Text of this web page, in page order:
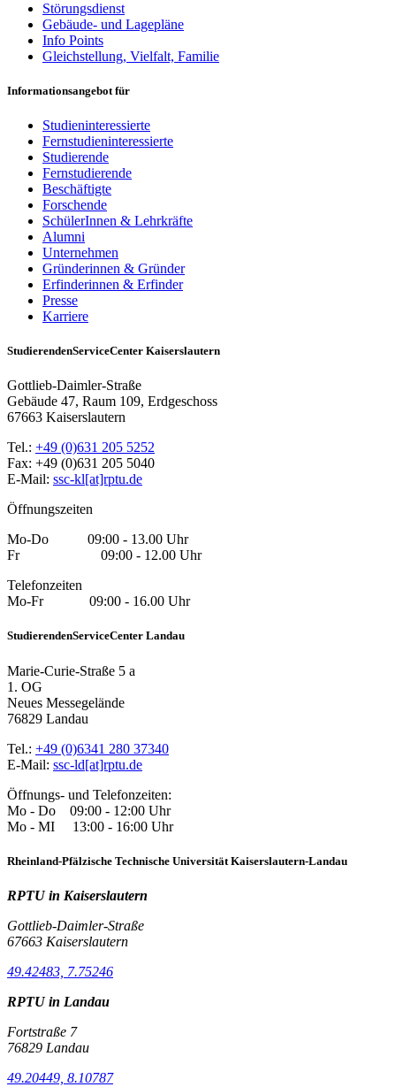
Störungsdienst
Gebäude- und Lagepläne
Info Points
Gleichstellung, Vielfalt, Familie
Informationsangebot für
Studieninteressierte
Fernstudieninteressierte
Studierende
Fernstudierende
Beschäftigte
Forschende
SchülerInnen & Lehrkräfte
Alumni
Unternehmen
Gründerinnen & Gründer
Erfinderinnen & Erfinder
Presse
Karriere
StudierendenServiceCenter Kaiserslautern
Gottlieb-Daimler-Straße
Gebäude 47, Raum 109, Erdgeschoss
67663 Kaiserslautern
Tel.: +49 (0)631 205 5252
Fax: +49 (0)631 205 5040
E-Mail: ssc-kl[at]rptu.de
Öffnungszeiten
Mo-Do 09:00 - 13.00 Uhr
Fr 09:00 - 12.00 Uhr
Telefonzeiten
Mo-Fr 09:00 - 16.00 Uhr
StudierendenServiceCenter Landau
Marie-Curie-Straße 5 a
1. OG
Neues Messegelände
76829 Landau
Tel.: +49 (0)6341 280 37340
E-Mail: ssc-ld[at]rptu.de
Öffnungs- und Telefonzeiten:
Mo - Do 09:00 - 12:00 Uhr
Mo - MI 13:00 - 16:00 Uhr
Rheinland-Pfälzische Technische Universität Kaiserslautern-Landau
RPTU in Kaiserslautern
Gottlieb-Daimler-Straße
67663 Kaiserslautern
49.42483, 7.75246
RPTU in Landau
Fortstraße 7
76829 Landau
49.20449, 8.10787